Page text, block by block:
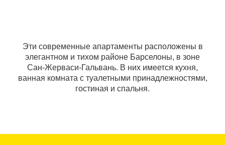
Эти современные апартаменты расположены в
элегантном и тихом районе Барселоны, в зоне
Сан-Жерваси-Гальвань. В них имеется кухня,
ванная комната с туалетными принадлежностями,
гостиная и спальня.